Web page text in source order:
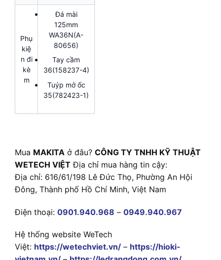
Phụ
kiệ
n đi
kè
m
Đá mài
125mm
WA36N(A-
80656)
Tay cầm
36(158237-4)
Tuýp mở ốc
35(782423-1)
Mua MAKITA ở đâu? CÔNG TY TNHH KỸ THUẬT
WETECH VIỆT Địa chỉ mua hàng tin cậy:
Địa chỉ: 616/61/198 Lê Đức Thọ, Phường An Hội
Đông, Thành phố Hồ Chí Minh, Việt Nam
Điện thoại: 0901.940.968 – 0949.940.967
Hệ thống website WeTech
Việt: https://wetechviet.vn/ – https://hioki-